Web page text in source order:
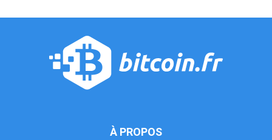
À PROPOS